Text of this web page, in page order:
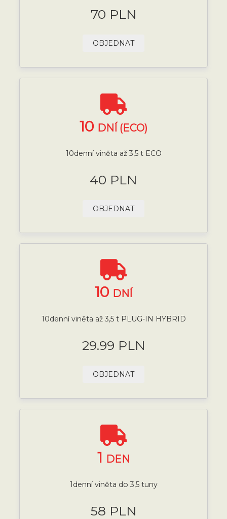
70 PLN
OBJEDNAT
10 DNÍ (ECO)
10denní viněta až 3,5 t ECO
40 PLN
OBJEDNAT
10 DNÍ
10denní viněta až 3,5 t PLUG-IN HYBRID
29.99 PLN
OBJEDNAT
1 DEN
1denní viněta do 3,5 tuny
58 PLN